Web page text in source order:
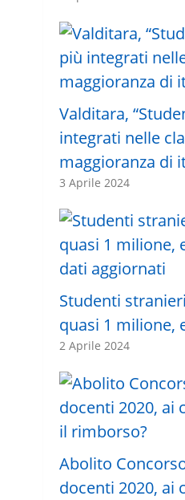
Valditara,
integrati nelle
maggioranza di
3 Aprile 2024
Studenti
quasi 1 milione,
2 Aprile 2024
Abolito
docenti 2020, ai